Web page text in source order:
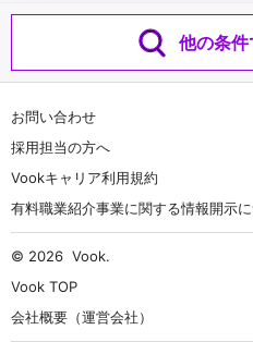
他の条
お問い合わせ
採用担当の方へ
Vookキャリア利用規約
有料職業紹介事業に関する情報開示
© 2026 Vook.
Vook TOP
会社概要（運営会社）